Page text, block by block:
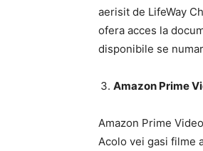
aerisit de LifeWay
ofera acces la
disponibile se
Amazon Prime
Amazon Prime
Acolo vei gasi filme